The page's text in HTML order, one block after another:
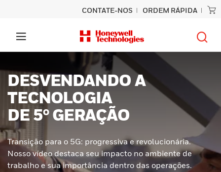
CONTATE-NOS ORDEM RÁPIDA
DESVENDANDO A
TECNOLOGIA
DE 5° GERAÇÃO
Transição para o 5G: progressiva e revolucionária.
Nosso vídeo destaca seu impacto no ambiente de
trabalho e sua importância dentro das operações.